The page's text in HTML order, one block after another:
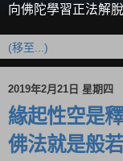
向佛陀學習正法解
2019年2月21日 星期四
緣起性空是
佛法就是般